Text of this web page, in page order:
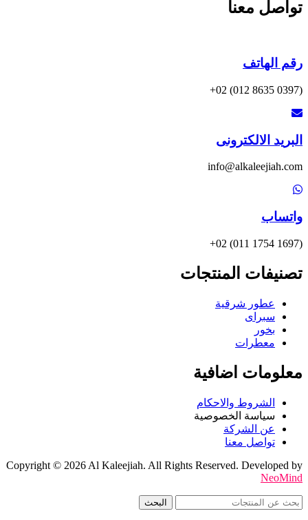
تواصل معنا
رقم الهاتف
(0397 8635 012) 02+
البريد الالكترونى
info@alkaleejiah.com
واتساب
(1697 1754 011) 02+
تصنيفات المنتجات
عطور شرقية
سبراى
بخور
معطرات
معلومات اضافية
الشروط والاحكام
سياسة الخصوصية
عن الشركة
تواصل معنا
Copyright © 2026 Al Kaleejiah. All Rights Reserved. Developed by
NeoMind
البحث